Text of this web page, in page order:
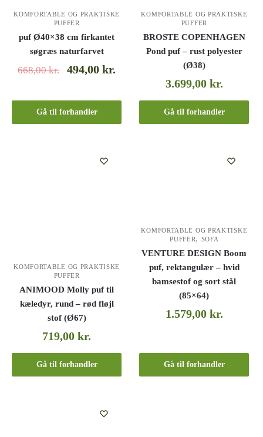
KOMFORTABLE OG PRAKTISKE
PUFFER
puf Ø40×38 cm firkantet
søgræs naturfarvet
668,00kr. 494,00kr.
Gå til forhandler
KOMFORTABLE OG PRAKTISKE
PUFFER
BROSTE COPENHAGEN
Pond puf – rust polyester
(Ø38)
3.699,00 kr.
Gå til forhandler
KOMFORTABLE OG PRAKTISKE
PUFFER
ANIMOOD Molly puf til
kæledyr, rund – rød fløjl
stof (Ø67)
719,00kr.
Gå til forhandler
KOMFORTABLE OG PRAKTISKE
PUFFER, SOFA
VENTURE DESIGN Boom
puf, rektangulær – hvid
bamsestof og sort stål
(85×64)
1.579,00 kr.
Gå til forhandler